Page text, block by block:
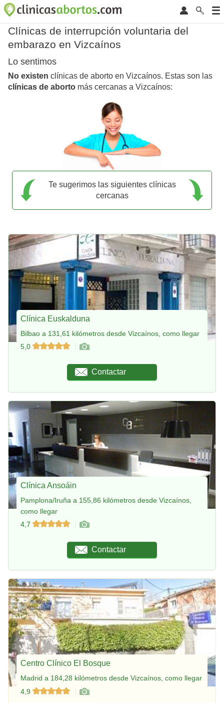
Clínicas de interrupción voluntaria del
embarazo en Vizcaínos
Lo sentimos
No existen clínicas de aborto en Vizcaínos. Estas son las
clínicas de aborto más cercanas a Vizcaínos:
Te sugerimos las siguientes clínicas
cercanas
Clínica Euskalduna
Bilbao a 131,61 kilómetros desde Vizcaínos, como llegar
5,0
Contactar
Clínica Ansoáin
Pamplona/Iruña a 155,86 kilómetros desde Vizcaínos,
como llegar
4,7
Contactar
Centro Clínico El Bosque
Madrid a 184,28 kilómetros desde Vizcaínos, como llegar
4,9